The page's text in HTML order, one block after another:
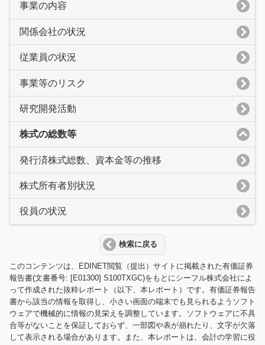
事業の内容
関係会社の状況
従業員の状況
事業等のリスク
研究開発活動
株式の総数等
発行済株式総数、資本金等の推移
株式所有者別状況
役員の状況
検索に戻る
このコンテンツは、EDINET閲覧（提出）サイトに掲載された有価証券
報告書(文書番号: [E01300] S100TXGC)をもとにシーフル株式会社によ
って作成された抜粋レポート（以下、本レポート）です。有価証券報告
書から該当の情報を取得し、小さい画面の端末でも見られるようソフト
ウェアで機械的に情報の見栄えを調整しています。ソフトウェアに不具
合等がないことを保証しておらず、一部図や表が崩れたり、文字が欠落
して表示される場合があります。また、本レポートは、会計の学習に役